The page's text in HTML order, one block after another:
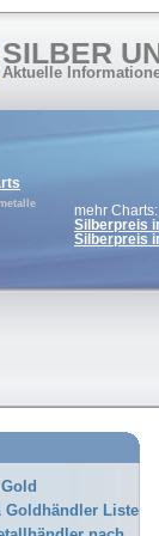
SILBER
Aktuelle
mehr Charts:
Silberpreis
Silberpreis
Goldhändler Liste